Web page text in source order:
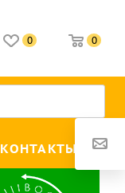
0 0
КОНТАКТЫ